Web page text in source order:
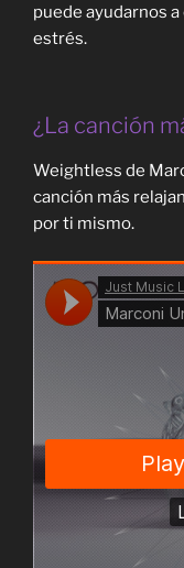
puede ayudarnos
estrés.
¿La canción
Weightless de
canción más
por ti mismo.